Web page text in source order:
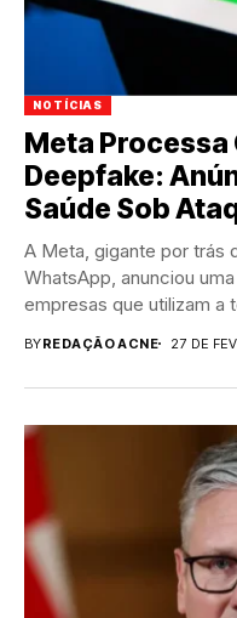
NOTÍCIAS
Meta Processa
Deepfake:
Saúde Sob
A Meta, gigante por trás
WhatsApp, anunciou
empresas que utilizam a
BYREDAÇÃO ACNE 27 DE